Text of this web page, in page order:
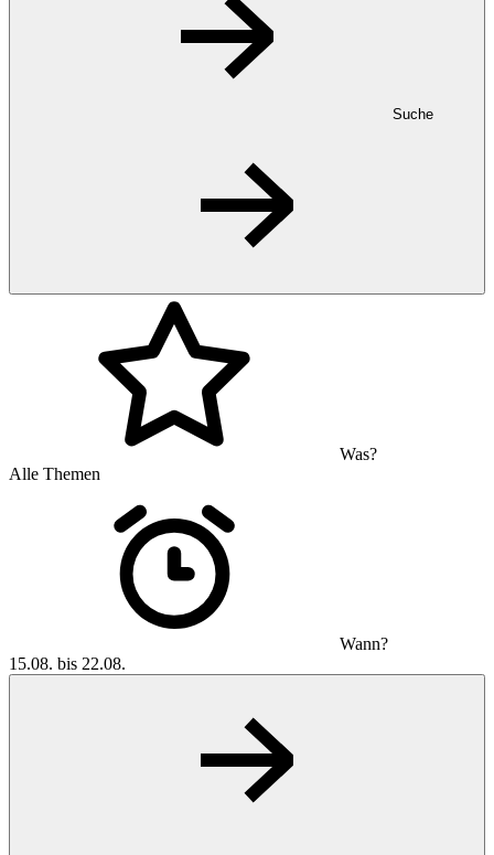
Suche
Was?
Alle Themen
Wann?
15.08. bis 22.08.